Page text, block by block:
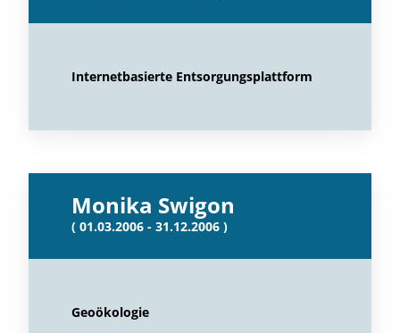
Internetbasierte Entsorgungsplattform
Monika Swigon
( 01.03.2006 - 31.12.2006 )
Geoökologie